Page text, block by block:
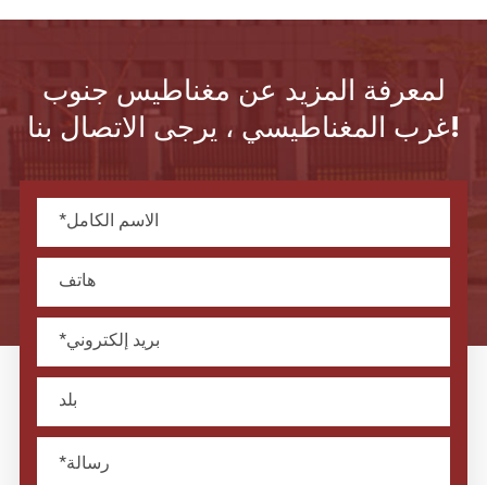
لمعرفة المزيد عن مغناطيس جنوب
غرب المغناطيسي ، يرجى الاتصال بنا!